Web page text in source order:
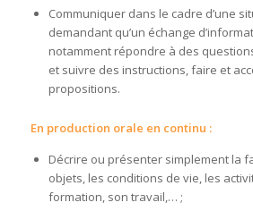
Communiquer dans le cadre d’une
demandant qu’un échange
notamment répondre à des
et suivre des instructions, faire et
propositions.
En production orale en continu :
Décrire ou présenter simplement la
objets, les conditions de vie, les
formation, son travail,… ;